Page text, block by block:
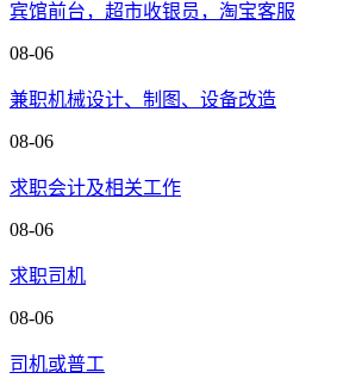
宾馆前台，超市收银员，淘宝客服
08-06
兼职机械设计、制图、设备改造
08-06
求职会计及相关工作
08-06
求职司机
08-06
司机或普工